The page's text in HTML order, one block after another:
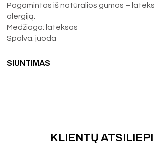
Pagamintas iš natūralios gumos –
alergiją.
Medžiaga: lateksas
Spalva: juoda
SIUNTIMAS
KLIENTŲ